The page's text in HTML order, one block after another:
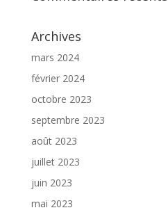
Archives
mars 2024
février 2024
octobre 2023
septembre 2023
août 2023
juillet 2023
juin 2023
mai 2023